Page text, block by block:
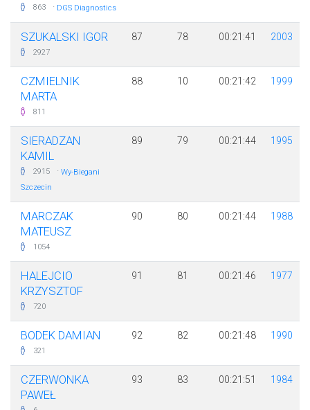
863 · DGS Diagnostics
SZUKALSKI IGOR
2927
87 78 00:21:41 2003
CZMIELNIK
MARTA
811
88 10 00:21:42 1999
SIERADZAN
KAMIL
2915 · Wy-Biegani
Szczecin
89 79 00:21:44 1995
MARCZAK
MATEUSZ
1054
90 80 00:21:44 1988
HALEJCIO
KRZYSZTOF
720
91 81 00:21:46 1977
BODEK DAMIAN
321
92 82 00:21:48 1990
CZERWONKA
PAWEŁ
93 83 00:21:51 1984